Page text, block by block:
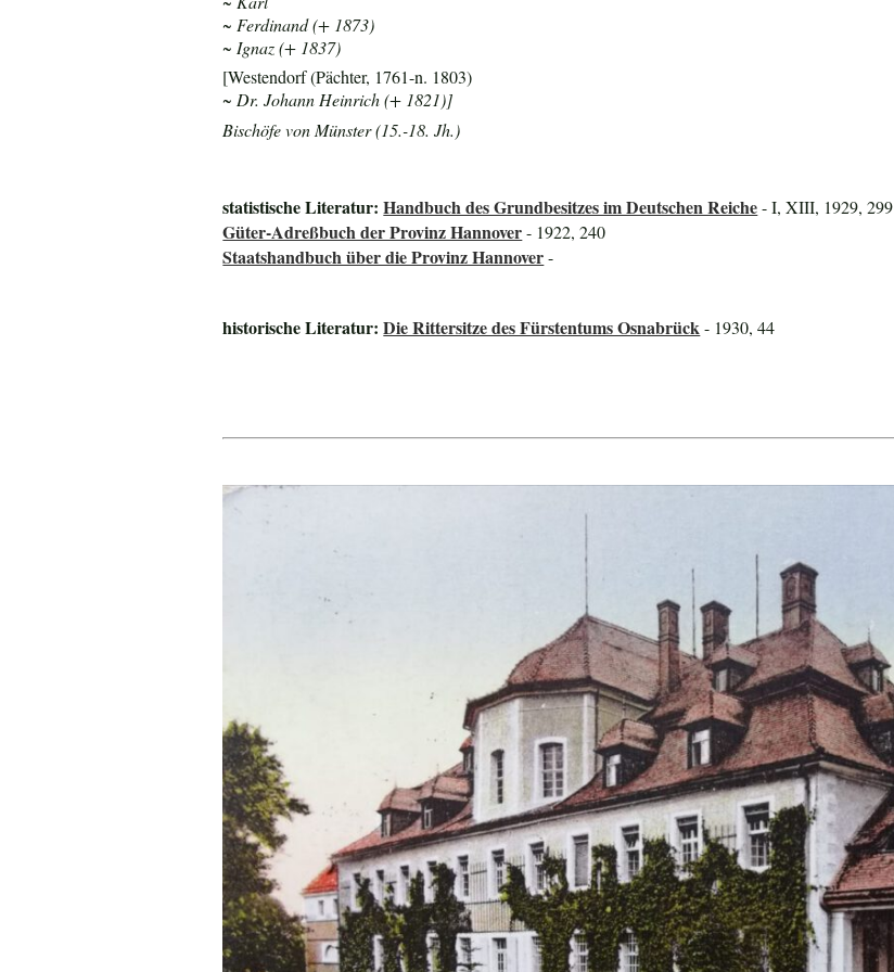
~ Ferdinand (+ 1873)
~ Ignaz (+ 1837)
[Westendorf (Pächter, 1761-n. 1803)
~ Dr. Johann Heinrich (+ 1821)]
Bischöfe von Münster (15.-18. Jh.)
statistische Literatur:Handbuch des Grundbesitzes im Deutschen Reiche- I, XIII, 1929, 299
Güter-Adreßbuch der Provinz Hannover- 1922, 240
Staatshandbuch über die Provinz Hannover-
historische Literatur:Die Rittersitze des Fürstentums Osnabrück - 1930, 44